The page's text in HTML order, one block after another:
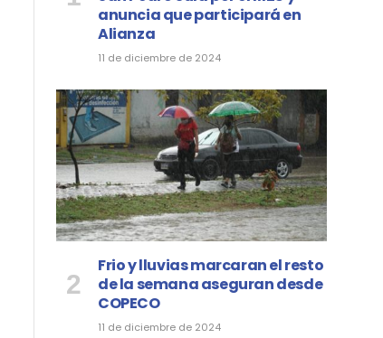
anuncia que participará en
Alianza
11 de diciembre de 2024
Frio y lluvias marcaran el resto
de la semana aseguran desde
COPECO
11 de diciembre de 2024